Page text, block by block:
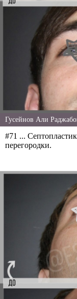
Гусейнов Али
#71 ...
перегородки.